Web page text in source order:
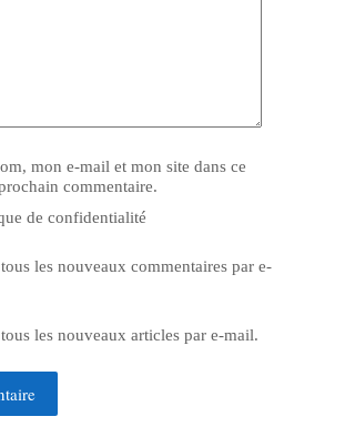
mon e-mail et mon site dans ce
commentaire.
de confidentialité
les nouveaux commentaires par e-
les nouveaux articles par e-mail.